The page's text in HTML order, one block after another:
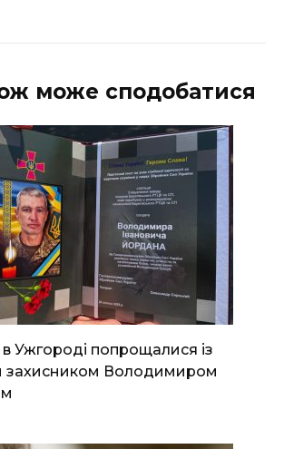
може сподобатися
в Ужгороді попрощалися із
захисником Володимиром